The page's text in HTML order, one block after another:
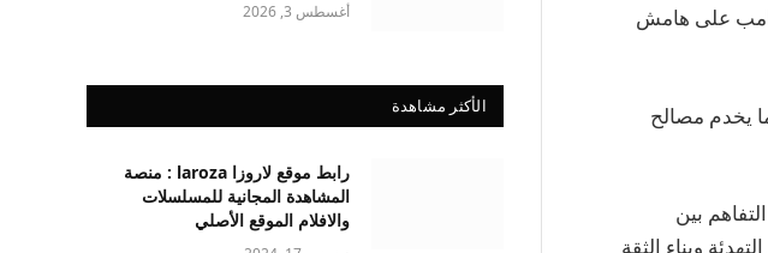
ترامب على هامش
يخدم مصالح
بين
وبناء الثقة
أغسطس 3, 2026
الأكثر مشاهدة
رابط موقع لاروزا laroza : منصة
المشاهدة المجانية للمسلسلات
والافلام الموقع الأصلي